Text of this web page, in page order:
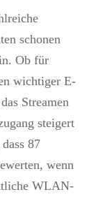
schonen
Ob für
wichtiger E-
Streamen
steigert
87
wenn
WLAN-